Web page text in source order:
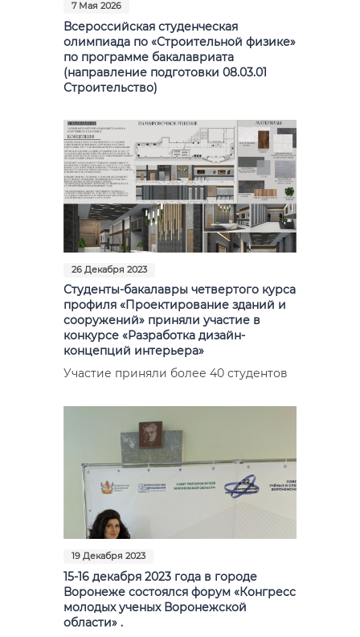
7 Мая 2026
Всероссийская студенческая
олимпиада по «Строительной физике»
по программе бакалавриата
(направление подготовки 08.03.01
Строительство)
26 Декабря 2023
Студенты-бакалавры четвертого курса
профиля «Проектирование зданий и
сооружений» приняли участие в
конкурсе «Разработка дизайн-
концепций интерьера»
Участие приняли более 40 студентов
19 Декабря 2023
15-16 декабря 2023 года в городе
Воронеже состоялся форум «Конгресс
молодых ученых Воронежской
области» .